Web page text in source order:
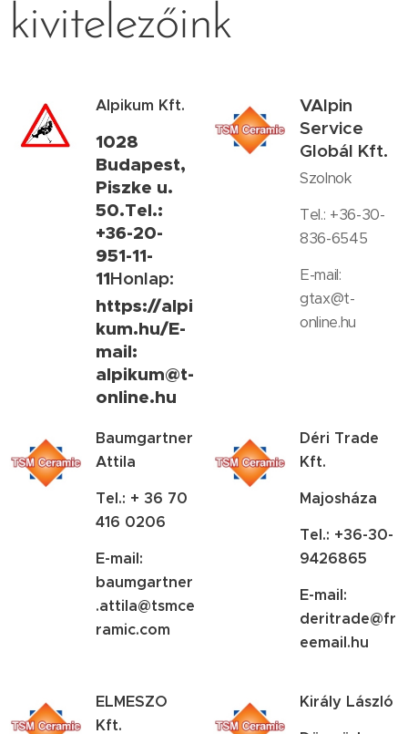
kivitelezőink
Alpikum Kft.
1028
Budapest,
Piszke u.
50.Tel.:
+36-20-
951-11-
11Honlap:
https://alpi
kum.hu/E-
mail:
alpikum@t-
online.hu
VAlpin
Service
Globál Kft.
Szolnok
Tel.: +36-30-
836-6545
E-mail:
gtax@t-
online.hu
Baumgartner
Attila
Tel.: + 36 70
416 0206
E-mail:
baumgartner
.attila@tsmce
ramic.com
Déri Trade
Kft.
Majosháza
Tel.: +36-30-
9426865
E-mail:
deritrade@fr
eemail.hu
ELMESZO
Kft.
Király László